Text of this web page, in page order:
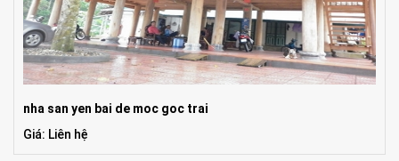
nha san yen bai de moc goc trai
Giá: Liên hệ